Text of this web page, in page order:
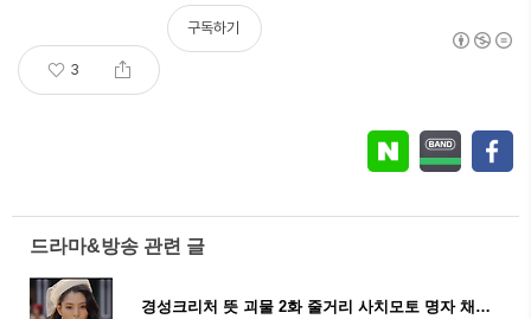
3
구독하기
드라마&방송 관련 글
경성크리처 뜻 괴물 2화 줄거리 사치모토 명자 채옥 태상